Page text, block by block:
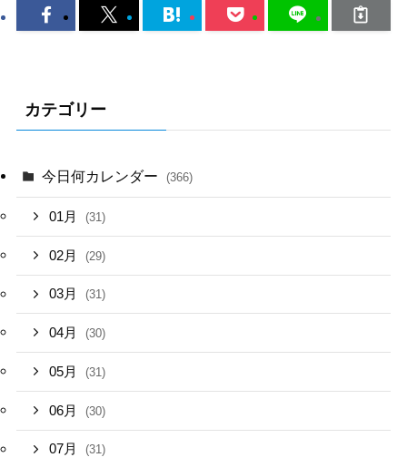
カテゴリー
今日何カレンダー (366)
01月 (31)
02月 (29)
03月 (31)
04月 (30)
05月 (31)
06月 (30)
07月 (31)